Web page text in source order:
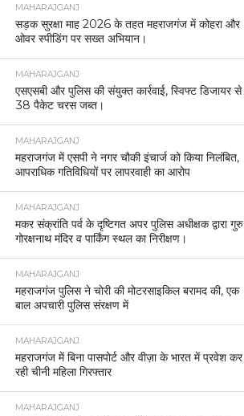
MAHARAJGANJ
सड़क सुरक्षा माह 2026 के तहत महराजगंज में कोहरा और
ओवर स्पीडिंग पर सख्त अभियान।
MAHARAJGANJ
एसएसबी और पुलिस की संयुक्त कार्रवाई, स्विफ्ट डिजायर से
38 पैकेट चरस जब्त।
MAHARAJGANJ
महराजगंज में एसपी ने नगर चौकी इंचार्ज को किया निलंबित,
आपराधिक गतिविधियों पर लापरवाही का आरोप
MAHARAJGANJ
मकर संक्रांति पर्व के दृष्टिगत अपर पुलिस अधीक्षक द्वारा गुरु
गोरक्षनाथ मंदिर व पार्किंग स्थल का निरीक्षण।
MAHARAJGANJ
महराजगंज पुलिस ने चोरी की मोटरसाइकिल बरामद की, एक
बाल अपचारी पुलिस संरक्षण में
MAHARAJGANJ
महराजगंज में बिना पासपोर्ट और वीज़ा के भारत में प्रवेश कर
रही चीनी महिला गिरफ्तार
MAHARAJGANJ